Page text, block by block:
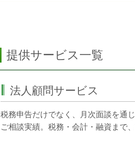
提供サービス一覧
法人顧問サービス
税務申告だけでなく、月次面談を通
ご相談実績。税務・会計・融資まで